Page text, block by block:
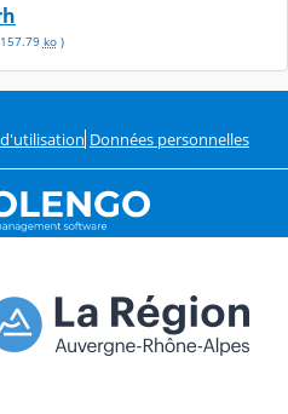
157.79 ko)
Données personnelles